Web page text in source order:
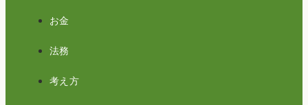
お金
法務
考え方